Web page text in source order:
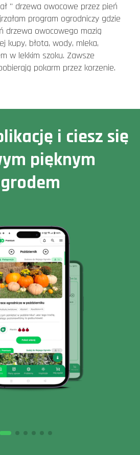
'' drzewa owocowe przez pień
program ogrodniczy gdzie
drzewa owocowego mazią
kupy, błota, wody, mleka,
w lekkim szoku. Zawsze
pokarm przez korzenie.
i ciesz się
pięknym